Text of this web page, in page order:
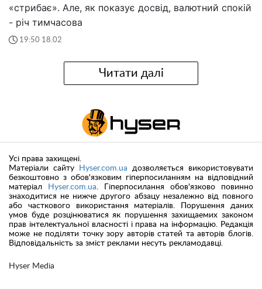
«стрибає». Але, як показує досвід, валютний спокій
- річ тимчасова
19:50 18.02
Читати далі
Hyser Media
Усі права захищені.
Матеріали сайту
Hyser.com.ua дозволяється використовувати
безкоштовно з обов'язковим гіперпосиланням на відповідний
матеріал
Hyser.com.ua. Гіперпосилання обов'язково повинно
знаходитися не нижче другого абзацу незалежно від повного
або часткового використання матеріалів. Порушення даних
умов буде розцінюватися як порушення захищаемих законом
прав інтелектуальної власності і права на інформацію. Редакція
може не поділяти точку зору авторів статей та авторів блогів.
Відповідальність за зміст реклами несуть рекламодавці.